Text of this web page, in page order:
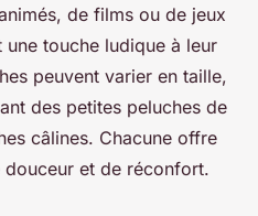
de films ou de jeux
touche ludique à leur
peuvent varier en taille,
des petites peluches de
câlines. Chacune offre
douceur et de réconfort.